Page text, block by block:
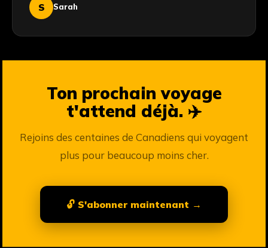
S Sarah
Ton prochain voyage
t'attend déjà. ✈️
Rejoins des centaines de Canadiens qui voyagent
plus pour beaucoup moins cher.
🔓 S'abonner maintenant →